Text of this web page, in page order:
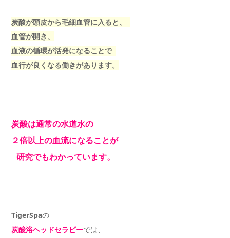
炭酸が頭皮から毛細血管に入ると、
血管が開き、
血液の循環が活発になることで
血行が良くなる働きがあります。
炭酸は通常の水道水の
２倍以上の血流になることが
研究でもわかっています。
TigerSpaの
炭酸浴ヘッドセラピーでは、